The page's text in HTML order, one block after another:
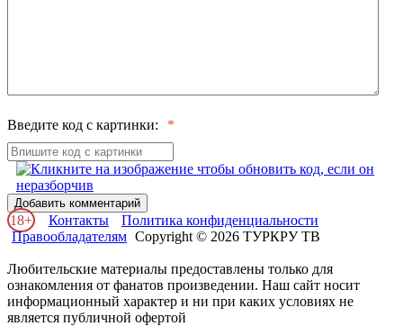
Введите код с картинки:
Добавить комментарий
18+ Контакты
Политика конфиденциальности
Правообладателям Copyright © 2026 ТУРКРУ ТВ
Любительские материалы предоставлены только для
ознакомления от фанатов произведении. Наш сайт носит
информационный характер и ни при каких условиях не
является публичной офертой